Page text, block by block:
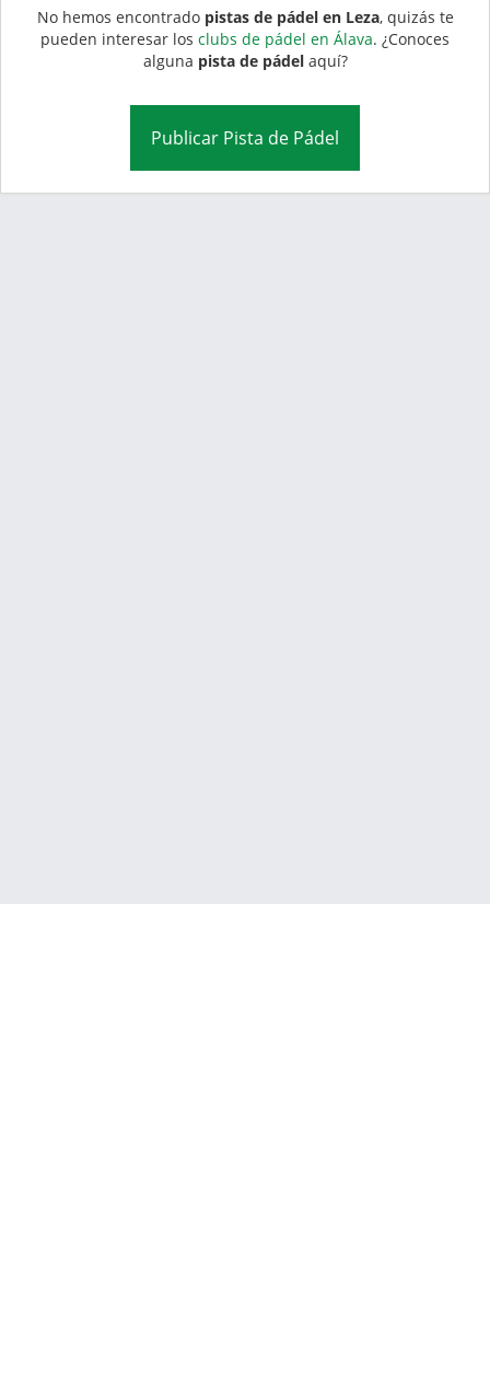
No hemos encontrado pistas de pádel en Leza, quizás te
pueden interesar los clubs de pádel en Álava. ¿Conoces
alguna pista de pádelaquí?
Publicar Pista de Pádel